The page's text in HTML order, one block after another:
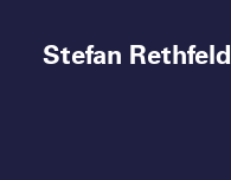
Stefan Rethfeld